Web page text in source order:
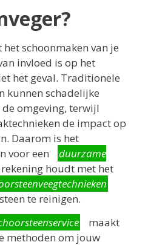
schoonmaken van je
invloed is op het
het geval. Traditionele
kunnen schadelijke
omgeving, terwijl
de impact op
Daarom is het
voor een
duurzame
houdt met het
te reinigen.
maakt
methoden om jouw